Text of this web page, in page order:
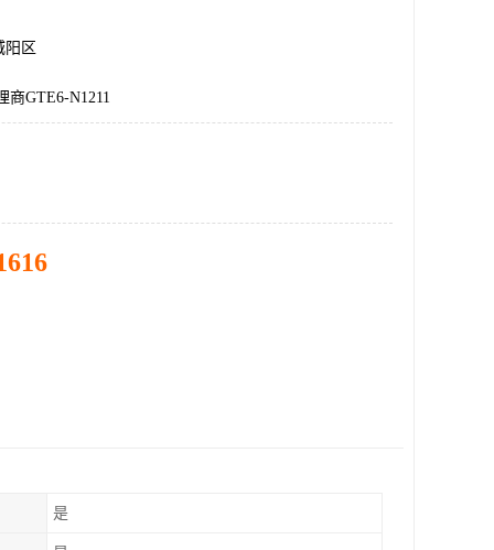
阳区
商GTE6-N1211
是